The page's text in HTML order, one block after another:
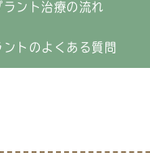
ラント治療の流れ
ントのよくある質問